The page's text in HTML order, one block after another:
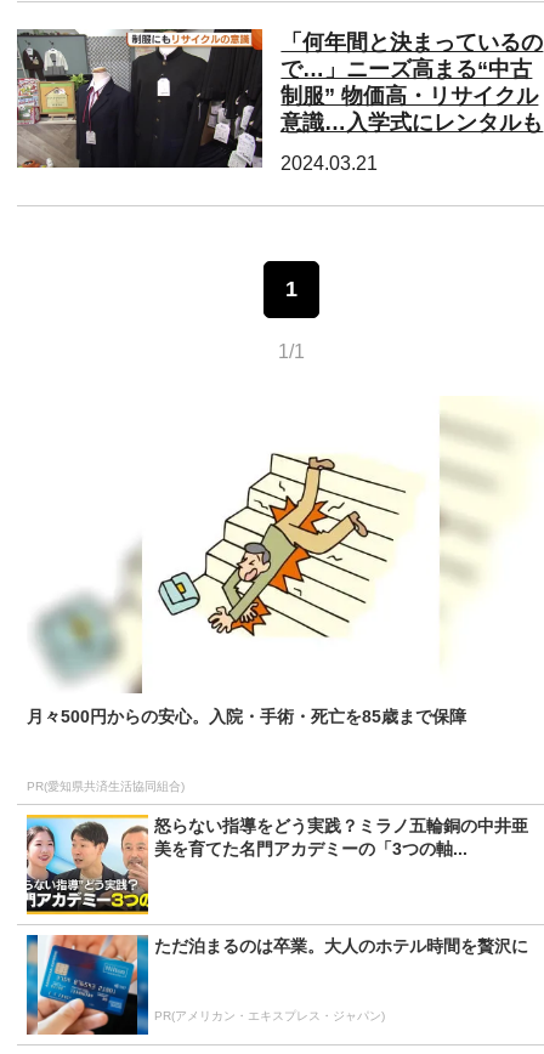
「何年間と決まっているの
で…」ニーズ高まる“中古
制服” 物価高・リサイクル
意識…入学式にレンタルも
2024.03.21
1
1/1
月々500円からの安心。入院・手術・死亡を85歳まで保障
PR(愛知県共済生活協同組合)
怒らない指導をどう実践？ミラノ五輪銅の中井亜
美を育てた名門アカデミーの「3つの軸...
ただ泊まるのは卒業。大人のホテル時間を贅沢に
PR(アメリカン・エキスプレス・ジャパン)